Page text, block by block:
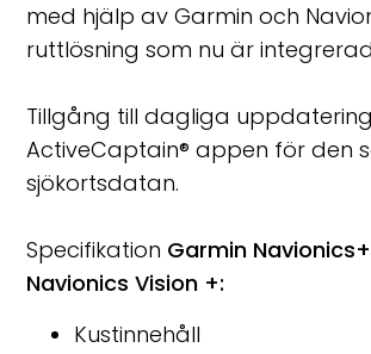
med hjälp av Garmin och
ruttlösning som nu är
Tillgång till dagliga
ActiveCaptain® appen för den
sjökortsdatan.
Specifikation Garmin
Navionics Vision +:
Kustinnehåll